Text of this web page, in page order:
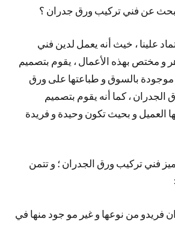
عن فني تركيب ورق جدران ؟
علينا ، خيث أنه يعمل لدين فني
و مختص بهذه الأعمال ، يقوم بتصميم
بالسوق و طباعتها على ورق
الجدران ، كما أنه يقوم بتصميم
العميل و بحيث تكون وحيدة و فريدة
فني تركيب ورق الجدران ؛ و تتمن
فريدو من نوعها و غير مو جود منها في